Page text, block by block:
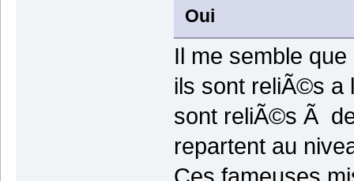
Oui
Il me semble
ils sont reliÃ©s a
sont reliÃ©s Ã
repartent au